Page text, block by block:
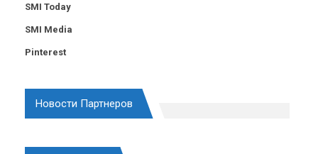
SMI Today
SMI Media
Pinterest
Новости Партнеров